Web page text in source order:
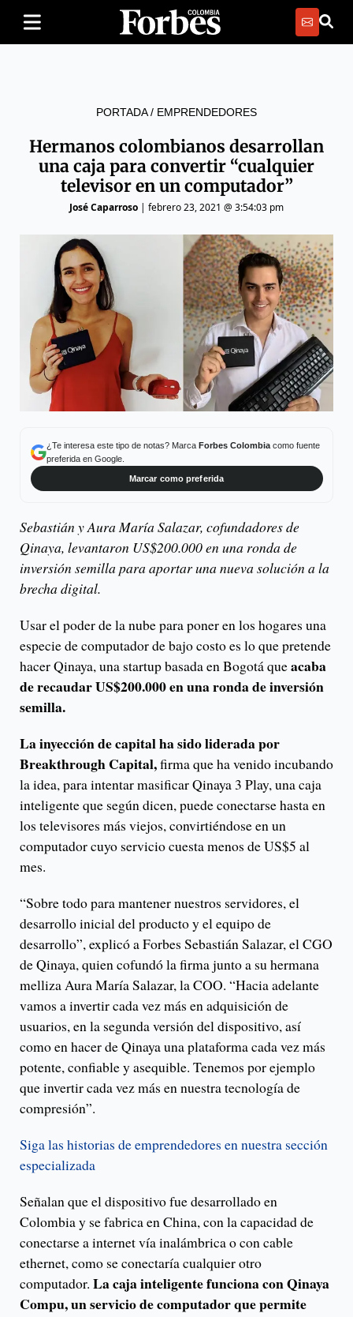
PORTADA/ EMPRENDEDORES
Hermanos colombianos desarrollan
una caja para convertir “cualquier
televisor en un computador”
José Caparroso | febrero 23, 2021 @ 3:54:03 pm
¿Te interesa este tipo de notas? Marca Forbes Colombiacomo fuente
preferida en Google.
Marcar como preferida
Sebastián y Aura María Salazar, cofundadores de
Qinaya, levantaron US$200.000 en una ronda de
inversión semilla para aportar una nueva solución a la
brecha digital.
Usar el poder de la nube para poner en los hogares una
especie de computador de bajo costo es lo que pretende
hacer Qinaya, una startup basada en Bogotá queacaba
de recaudar US$200.000 en una ronda de inversión
semilla.
La inyección de capital ha sido liderada por
Breakthrough Capital,firma que ha venido incubando
la idea, para intentar masificar Qinaya 3 Play, una caja
inteligente que según dicen, puede conectarse hasta en
los televisores más viejos, convirtiéndose en un
computador cuyo servicio cuesta menos de US$5 al
mes.
“Sobre todo para mantener nuestros servidores, el
desarrollo inicial del producto y el equipo de
desarrollo”, explicó a Forbes Sebastián Salazar, el CGO
de Qinaya, quien cofundó la firma junto a su hermana
melliza Aura María Salazar, la COO. “Hacia adelante
vamos a invertir cada vez más en adquisición de
usuarios, en la segunda versión del dispositivo, así
como en hacer de Qinaya una plataforma cada vez más
potente, confiable y asequible. Tenemos por ejemplo
que invertir cada vez más en nuestra tecnología de
compresión”.
Siga las historias de emprendedores en nuestra sección
especializada
Señalan que el dispositivo fue desarrollado en
Colombia y se fabrica en China, con la capacidad de
conectarse a internet vía inalámbrica o con cable
ethernet, como se conectaría cualquier otro
computador. La caja inteligente funciona con Qinaya
Compu, un servicio de computador que permite